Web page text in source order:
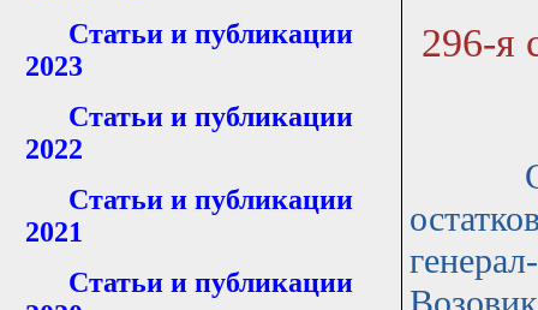
Статьи и публикации
2023
Статьи и публикации
2022
Статьи и публикации
2021
Статьи и публикации
296-я
С